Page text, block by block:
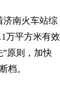
南火车站综
万平方米有效
原则，加快
档。